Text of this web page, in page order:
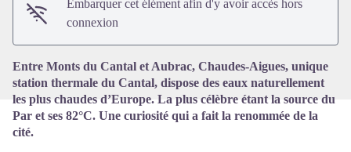
Embarquer cet élément afin d'y avoir accès hors
connexion
Entre Monts du Cantal et Aubrac, Chaudes-Aigues, unique
station thermale du Cantal, dispose des eaux naturellement
les plus chaudes d’Europe. La plus célèbre étant la source du
Par et ses 82°C. Une curiosité qui a fait la renommée de la
cité.